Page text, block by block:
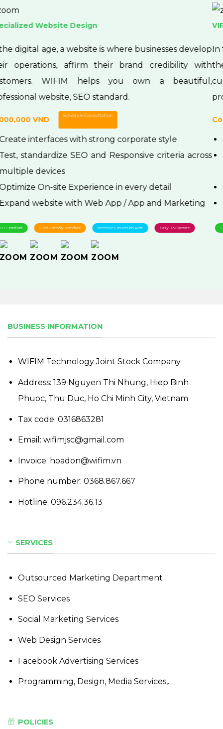
VIP Website Design Package
In the digital age, a website is where businesses develop
their operations, affirm their brand credibility with
customers. WIFIM helps you own a beautiful,
professional website, SEO standard.
Contact Us Schedule Consultation
Create interfaces with strong corporate style
Test, standardize SEO and Responsive criteria across
multiple devices
Optimize On-site Experience in every detail
Expand website with Web App / App and Marketing
SEO Standard User-Friendly Interface Increase Conversion Rate Easy To Operate
BUSINESS INFORMATION
WIFIM Technology Joint Stock Company
Address: 139 Nguyen Thi Nhung, Hiep Binh
Phuoc, Thu Duc, Ho Chi Minh City, Vietnam
Tax code: 0316863281
Email: wifimjsc@gmail.com
Invoice: hoadon@wifim.vn
Phone number: 0368.867.667
Hotline: 096.234.36.13
SERVICES
Outsourced Marketing Department
SEO Services
Social Marketing Services
Web Design Services
Facebook Advertising Services
Programming, Design, Media Services,..
POLICIES